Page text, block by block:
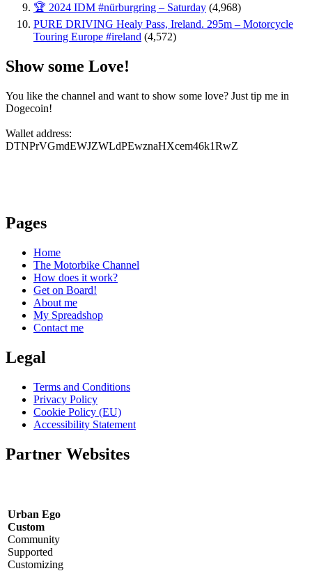
🏆 2024 IDM #nürburgring – Saturday (4,968)
PURE DRIVING Healy Pass, Ireland. 295m – Motorcycle
Touring Europe #ireland (4,572)
Show some Love!
You like the channel and want to show some love? Just tip me in
Dogecoin!
Wallet address:
DTNPrVGmdEWJZWLdPEwznaHXcem46k1RwZ
Pages
Home
The Motorbike Channel
How does it work?
Get on Board!
About me
My Spreadshop
Contact me
Legal
Terms and Conditions
Privacy Policy
Cookie Policy (EU)
Accessibility Statement
Partner Websites
Urban Ego
Custom
Community
Supported
Customizing